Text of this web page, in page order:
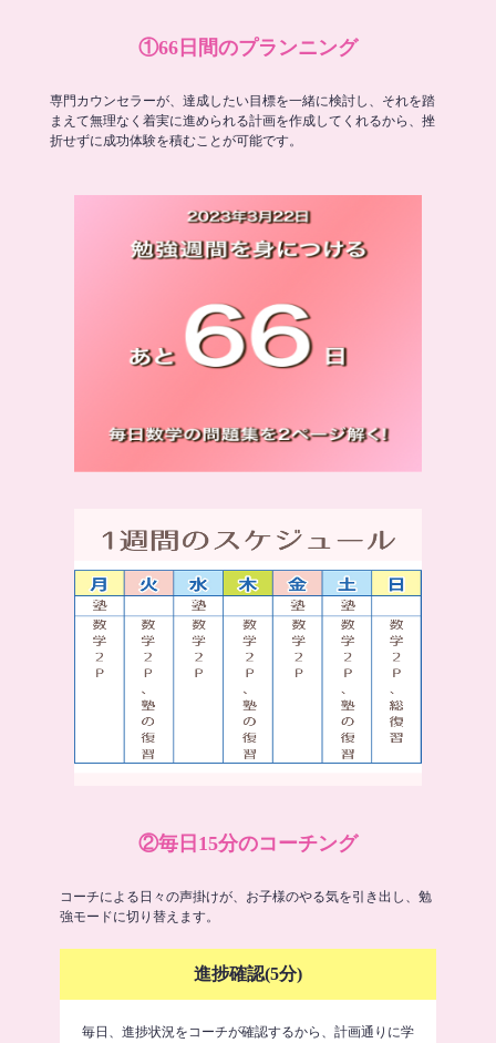
①66日間のプランニング
専門カウンセラーが、達成したい目標を一緒に検討し、それを踏
まえて無理なく着実に進められる計画を作成してくれるから、挫
折せずに成功体験を積むことが可能です。
②毎日15分のコーチング
コーチによる日々の声掛けが、お子様のやる気を引き出し、勉
強モードに切り替えます。
進捗確認(5分)
毎日、進捗状況をコーチが確認するから、計画通りに学